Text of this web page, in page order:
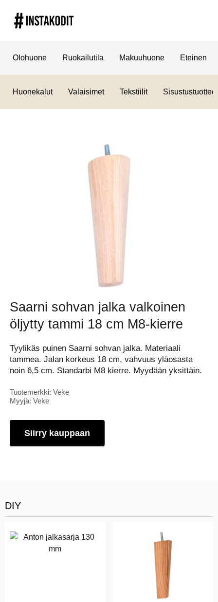
Olohuone Ruokailutila Makuuhuone Eteinen
Huonekalut Valaisimet Tekstiilit Sisustustuotteet
Saarni sohvan jalka valkoinen
öljytty tammi 18 cm M8-kierre
Tyylikäs puinen Saarni sohvan jalka. Materiaali
tammea. Jalan korkeus 18 cm, vahvuus yläosasta
noin 6,5 cm. Standarbi M8 kierre. Myydään yksittäin.
Tuotemerkki: Veke
Myyjä: Veke
Siirry kauppaan
DIY